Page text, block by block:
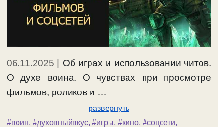
06.11.2025 | Об играх и использовании читов.
О духе воина. О чувствах при просмотре
фильмов, роликов и …
развернуть
#воин, #духовныйвкус, #игры, #кино, #соцсети,